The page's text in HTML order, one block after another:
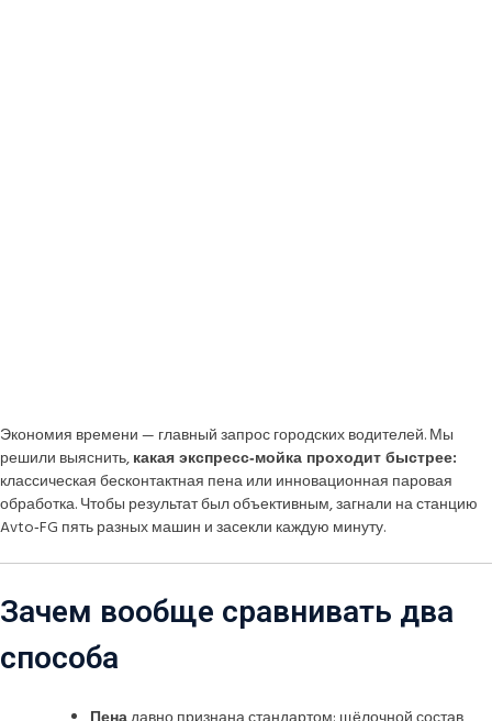
Экономия времени — главный запрос городских водителей. Мы
решили выяснить,какая экспресс‑мойка проходит быстрее:
классическая бесконтактная пена или инновационная паровая
обработка. Чтобы результат был объективным, загнали на станцию
Avto‑FG пять разных машин и засекли каждую минуту.
Зачем вообще сравнивать два
способа